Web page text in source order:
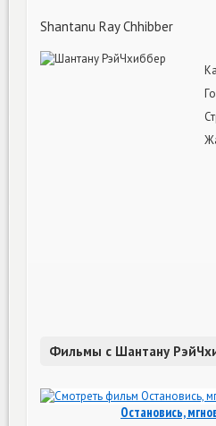
Shantanu Ray Chhibber
Фильмы с Шантану
Остановись,